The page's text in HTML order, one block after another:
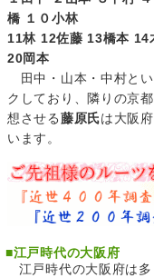
橋 １０小林
11林 12佐藤 13橋本 14
20岡本
田中・山本・中村と
クしており、隣りの京
想させる藤原氏は大阪
います。
■江戸時代の大阪府
江戸時代の大阪府は多